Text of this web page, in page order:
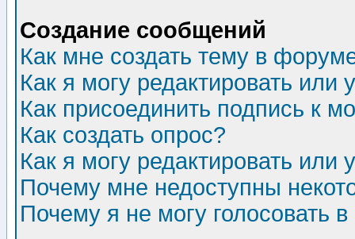
Создание сообщений
Как мне создать тему в
Как я могу редактировать или
Как присоединить подпись к
Как создать опрос?
Как я могу редактировать или
Почему мне недоступны
Почему я не могу голосовать